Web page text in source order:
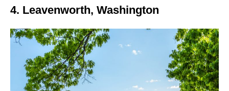
4. Leavenworth, Washington